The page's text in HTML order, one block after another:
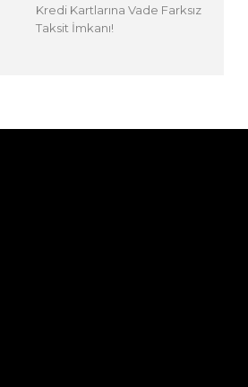
Kredi Kartlarına Vade Farksız
Taksit İmkanı!